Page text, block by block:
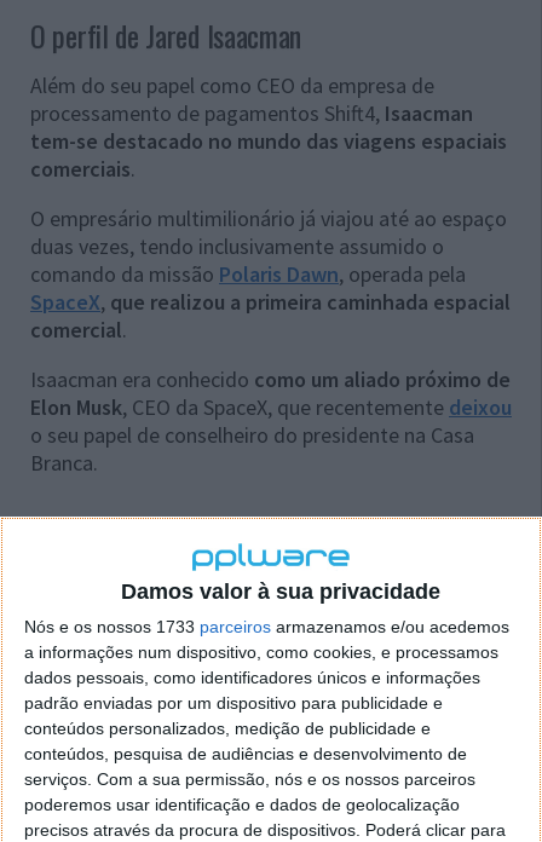
Damos valor à sua privacidade
Nós e os nossos 1733 parceiros armazenamos e/ou acedemos
a informações num dispositivo, como cookies, e processamos
dados pessoais, como identificadores únicos e informações
padrão enviadas por um dispositivo para publicidade e
conteúdos personalizados, medição de publicidade e
conteúdos, pesquisa de audiências e desenvolvimento de
serviços. Com a sua permissão, nós e os nossos parceiros
poderemos usar identificação e dados de geolocalização
precisos através da procura de dispositivos. Poderá clicar para
O perfil de Jared Isaacman
Além do seu papel como CEO da empresa de
processamento de pagamentos Shift4, Isaacman
tem-se destacado no mundo das viagens espaciais
comerciais.
O empresário multimilionário já viajou até ao espaço
duas vezes, tendo inclusivamente assumido o
comando da missão Polaris Dawn, operada pela
SpaceX, que realizou a primeira caminhada espacial
comercial.
Isaacman era conhecido como um aliado próximo de
Elon Musk, CEO da SpaceX, que recentemente deixou
o seu papel de conselheiro do presidente na Casa
Branca.